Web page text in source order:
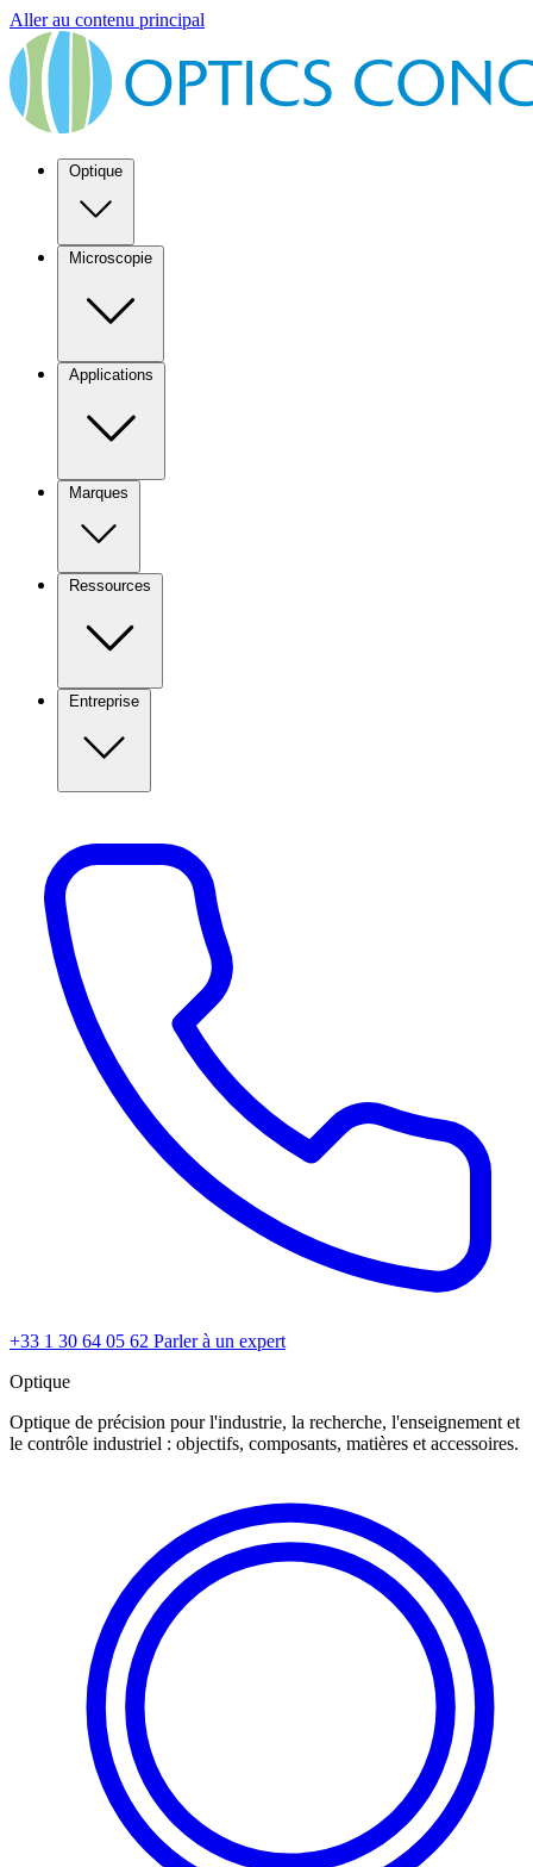
Aller au contenu principal
Optique
Microscopie
Applications
Marques
Ressources
Entreprise
+33 1 30 64 05 62 Parler à un expert
Optique
Optique de précision pour l'industrie, la recherche, l'enseignement et
le contrôle industriel : objectifs, composants, matières et accessoires.